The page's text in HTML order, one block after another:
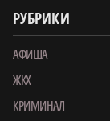
РУБРИКИ
АФИША
ЖКХ
КРИМИНАЛ